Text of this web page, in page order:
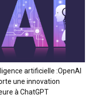
artificielle :OpenAI
une innovation
à ChatGPT